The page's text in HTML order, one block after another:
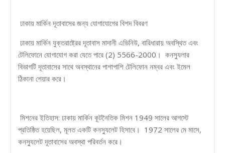
ঢাকায় মার্কিন দূতাবাসের জন্য যোগাযোগের বিশদ বিবরণ
ঢাকায় মার্কিন যুক্তরাষ্ট্রের দূতাবাস মাদানী এভিনিউ, বারিধারায় অবস্থিত এবং
টেলিফোনে যোগাযোগ করা যেতে পারে (2) 5566-2000। কনস্যুলার
বিভাগটি দূতাবাসের সাথে অবস্থানের পাশাপাশি টেলিফোন নম্বর এবং ইমেল
ঠিকানা শেয়ার করে।
মিশনের ইতিহাস: ঢাকায় মার্কিন কূটনৈতিক মিশন 1949 সালের আগস্টে
প্রতিষ্ঠিত হয়েছিল, মূলত একটি কনস্যুলেট হিসাবে। 1972 সালের মে মাসে,
কনস্যুলেট দূতাবাসের অবস্থা পরিবর্তন করে।